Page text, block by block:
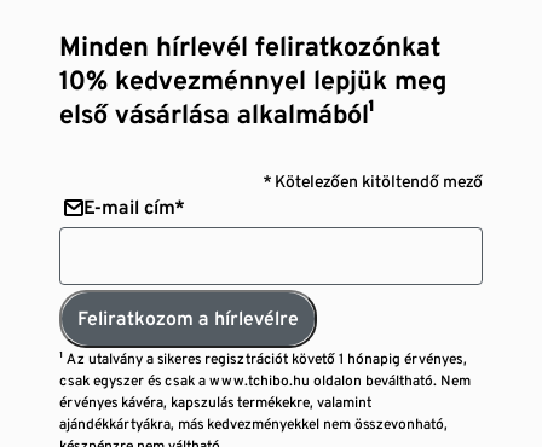
Minden hírlevél feliratkozónkat
10% kedvezménnyel lepjük meg
első vásárlása alkalmából¹
* Kötelezően kitöltendő mező
E-mail cím*
Feliratkozom a hírlevélre
¹ Az utalvány a sikeres regisztrációt követő 1 hónapig érvényes,
csak egyszer és csak a www.tchibo.hu oldalon beváltható. Nem
érvényes kávéra, kapszulás termékekre, valamint
ajándékkártyákra, más kedvezményekkel nem összevonható,